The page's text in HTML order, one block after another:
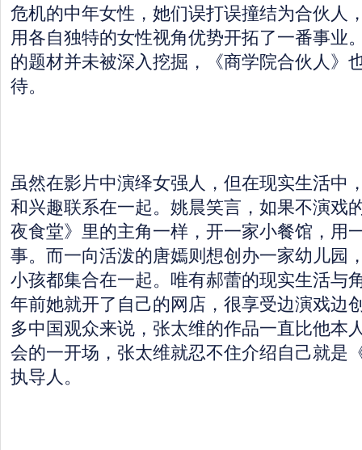
危机的中年女性，她们误打误撞结为合伙人
用各自独特的女性视角优势开拓了一番事业
的题材并未被深入挖掘，《商学院合伙人》
待。
虽然在影片中演绎女强人，但在现实生活中
和兴趣联系在一起。姚晨笑言，如果不演戏
夜食堂》里的主角一样，开一家小餐馆，用
事。而一向活泼的唐嫣则想创办一家幼儿园
小孩都集合在一起。唯有郝蕾的现实生活与
年前她就开了自己的网店，很享受边演戏边
多中国观众来说，张太维的作品一直比他本
会的一开场，张太维就忍不住介绍自己就是
执导人。